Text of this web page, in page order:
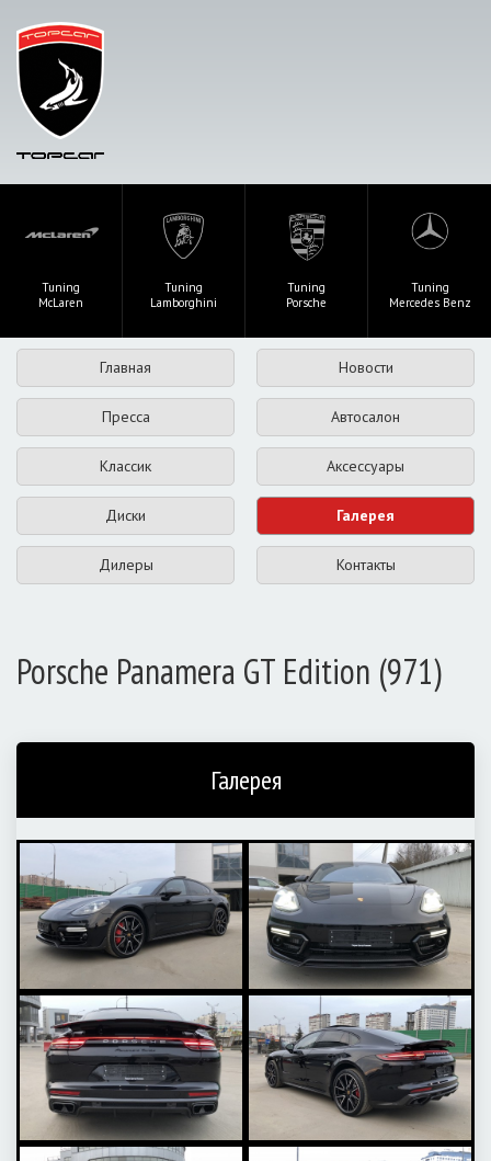
Tuning
McLaren
Tuning
Lamborghini
Tuning
Porsche
Tuning
Mercedes Benz
Главная Новости
Пресса Автосалон
Классик Аксессуары
Диски Галерея
Дилеры Контакты
Porsche Panamera GT Edition (971)
Галерея